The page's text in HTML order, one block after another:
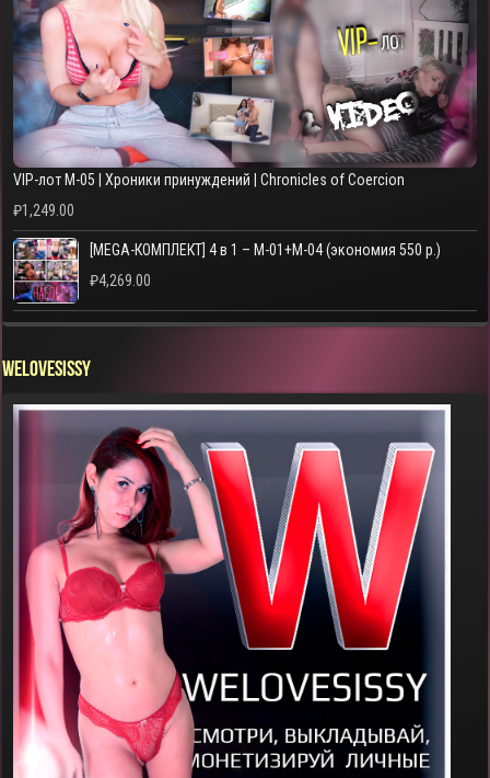
VIP-лот M-05 | Хроники принуждений | Chronicles of Coercion
₽1,249.00
[MEGA-КОМПЛЕКТ] 4 в 1 – M-01+M-04 (экономия 550 р.)
₽4,269.00
WELOVESISSY